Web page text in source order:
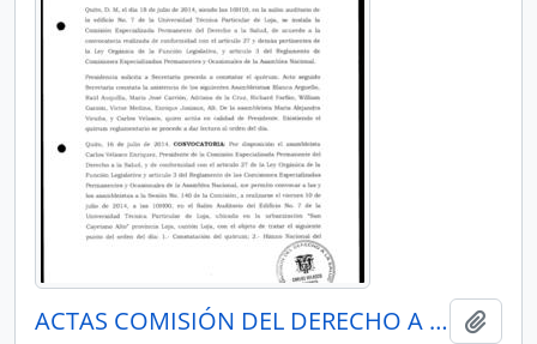
ACTAS COMISIÓN DEL DERECHO A LA SALUD